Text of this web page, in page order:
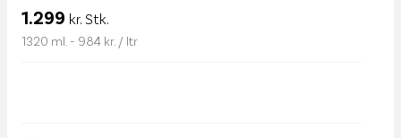
1.299 kr. Stk.
1320 ml. - 984 kr. / ltr